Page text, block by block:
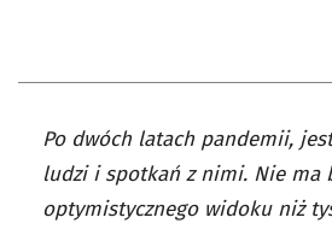
Po dwóch latach pandemii,
ludzi i spotkań z nimi. Nie ma
optymistycznego widoku niż